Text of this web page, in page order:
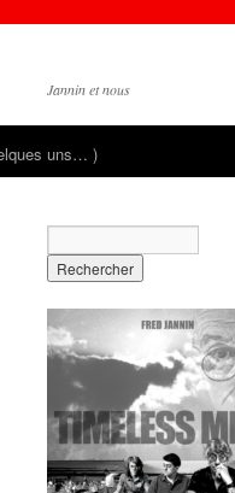
Jannin et nous
uns… )